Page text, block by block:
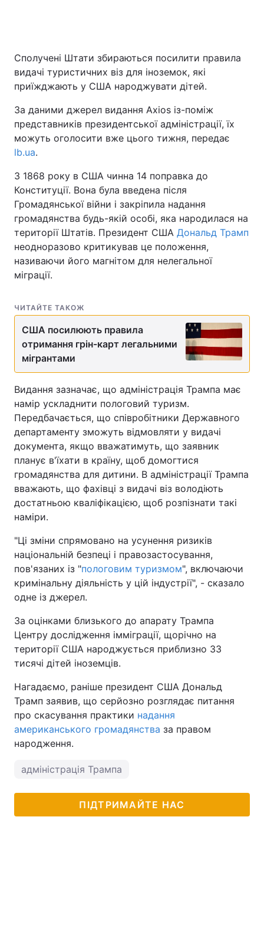
Сполучені Штати збираються посилити правила
видачі туристичних віз для іноземок, які
приїжджають у США народжувати дітей.
За даними джерел видання Axios із-поміж
представників президентської адміністрації, їх
можуть оголосити вже цього тижня, передає
lb.ua.
З 1868 року в США чинна 14 поправка до
Конституції. Вона була введена після
Громадянської війни і закріпила надання
громадянства будь-якій особі, яка народилася на
території Штатів. Президент США Дональд Трамп
неодноразово критикував це положення,
називаючи його магнітом для нелегальної
міграції.
ЧИТАЙТЕ ТАКОЖ
США посилюють правила
отримання грін-карт легальними
мігрантами
Видання зазначає, що адміністрація Трампа має
намір ускладнити пологовий туризм.
Передбачається, що співробітники Державного
департаменту зможуть відмовляти у видачі
документа, якщо вважатимуть, що заявник
планує в'їхати в країну, щоб домогтися
громадянства для дитини. В адміністрації Трампа
вважають, що фахівці з видачі віз володіють
достатньою кваліфікацією, щоб розпізнати такі
наміри.
"Ці зміни спрямовано на усунення ризиків
національній безпеці і правозастосування,
пов'язаних із "пологовим туризмом", включаючи
кримінальну діяльність у цій індустрії", - сказало
одне із джерел.
За оцінками близького до апарату Трампа
Центру дослідження імміграції, щорічно на
території США народжується приблизно 33
тисячі дітей іноземців.
Нагадаємо, раніше президент США Дональд
Трамп заявив, що серйозно розглядає питання
про скасування практики надання
американського громадянства за правом
народження.
адміністрація Трампа
ПІДТРИМАЙТЕ НАС